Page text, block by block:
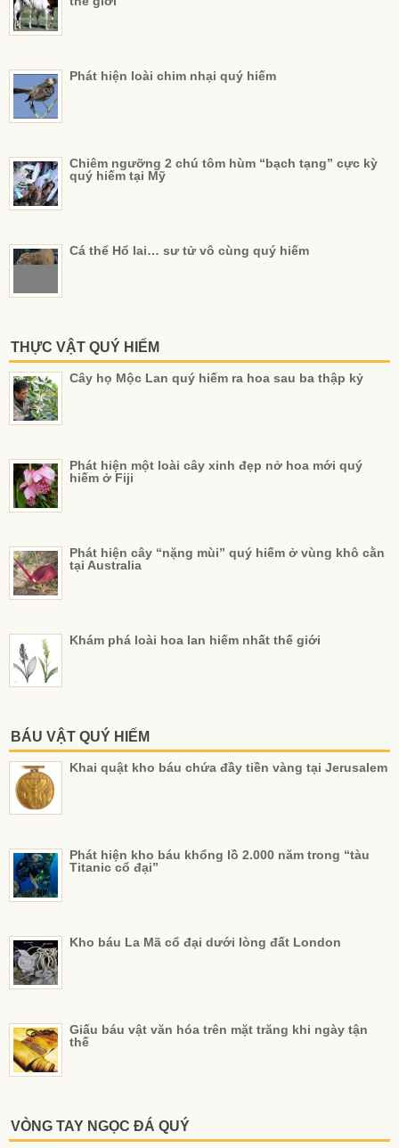
Phát hiện loài chim nhại quý hiếm
Chiêm ngưỡng 2 chú tôm hùm “bạch tạng” cực kỳ
quý hiếm tại Mỹ
Cá thể Hổ lai… sư tử vô cùng quý hiếm
THỰC VẬT QUÝ HIẾM
Cây họ Mộc Lan quý hiếm ra hoa sau ba thập kỷ
Phát hiện một loài cây xinh đẹp nở hoa mới quý
hiếm ở Fiji
Phát hiện cây “nặng mùi” quý hiếm ở vùng khô cằn
tại Australia
Khám phá loài hoa lan hiếm nhất thế giới
BÁU VẬT QUÝ HIẾM
Khai quật kho báu chứa đầy tiền vàng tại Jerusalem
Phát hiện kho báu khổng lồ 2.000 năm trong “tàu
Titanic cổ đại”
Kho báu La Mã cổ đại dưới lòng đất London
Giấu báu vật văn hóa trên mặt trăng khi ngày tận
thế
VÒNG TAY NGỌC ĐÁ QUÝ